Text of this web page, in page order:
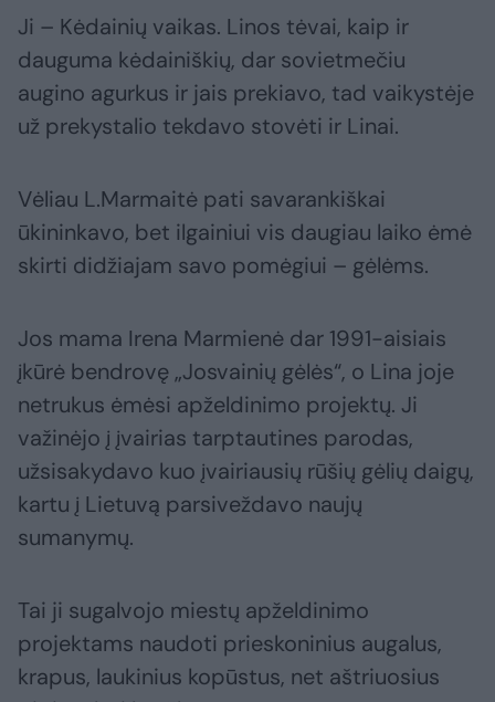
Ji – Kėdainių vaikas. Linos tėvai, kaip ir
dauguma kėdainiškių, dar sovietmečiu
augino agurkus ir jais prekiavo, tad vaikystėje
už prekystalio tekdavo stovėti ir Linai.
Vėliau L.Marmaitė pati savarankiškai
ūkininkavo, bet ilgainiui vis daugiau laiko ėmė
skirti didžiajam savo pomėgiui – gėlėms.
Jos mama Irena Marmienė dar 1991-aisiais
įkūrė bendrovę „Josvainių gėlės“, o Lina joje
netrukus ėmėsi apželdinimo projektų. Ji
važinėjo į įvairias tarptautines parodas,
užsisakydavo kuo įvairiausių rūšių gėlių daigų,
kartu į Lietuvą parsiveždavo naujų
sumanymų.
Tai ji sugalvojo miestų apželdinimo
projektams naudoti prieskoninius augalus,
krapus, laukinius kopūstus, net aštriuosius